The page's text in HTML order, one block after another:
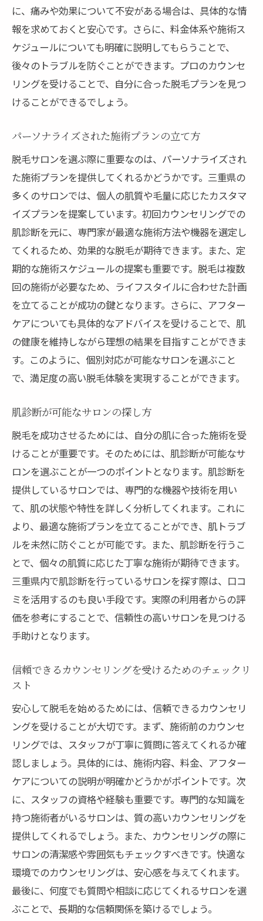
に、痛みや効果について不安がある場合は、具体的な情
報を求めておくと安心です。さらに、料金体系や施術ス
ケジュールについても明確に説明してもらうことで、
後々のトラブルを防ぐことができます。プロのカウンセ
リングを受けることで、自分に合った脱毛プランを見つ
けることができるでしょう。
パーソナライズされた施術プランの立て方
脱毛サロンを選ぶ際に重要なのは、パーソナライズされ
た施術プランを提供してくれるかどうかです。三重県の
多くのサロンでは、個人の肌質や毛量に応じたカスタマ
イズプランを提案しています。初回カウンセリングでの
肌診断を元に、専門家が最適な施術方法や機器を選定し
てくれるため、効果的な脱毛が期待できます。また、定
期的な施術スケジュールの提案も重要です。脱毛は複数
回の施術が必要なため、ライフスタイルに合わせた計画
を立てることが成功の鍵となります。さらに、アフター
ケアについても具体的なアドバイスを受けることで、肌
の健康を維持しながら理想の結果を目指すことができま
す。このように、個別対応が可能なサロンを選ぶこと
で、満足度の高い脱毛体験を実現することができます。
肌診断が可能なサロンの探し方
脱毛を成功させるためには、自分の肌に合った施術を受
けることが重要です。そのためには、肌診断が可能なサ
ロンを選ぶことが一つのポイントとなります。肌診断を
提供しているサロンでは、専門的な機器や技術を用い
て、肌の状態や特性を詳しく分析してくれます。これに
より、最適な施術プランを立てることができ、肌トラブ
ルを未然に防ぐことが可能です。また、肌診断を行うこ
とで、個々の肌質に応じた丁寧な施術が期待できます。
三重県内で肌診断を行っているサロンを探す際は、口コ
ミを活用するのも良い手段です。実際の利用者からの評
価を参考にすることで、信頼性の高いサロンを見つける
手助けとなります。
信頼できるカウンセリングを受けるためのチェックリ
スト
安心して脱毛を始めるためには、信頼できるカウンセリ
ングを受けることが大切です。まず、施術前のカウンセ
リングでは、スタッフが丁寧に質問に答えてくれるか確
認しましょう。具体的には、施術内容、料金、アフター
ケアについての説明が明確かどうかがポイントです。次
に、スタッフの資格や経験も重要です。専門的な知識を
持つ施術者がいるサロンは、質の高いカウンセリングを
提供してくれるでしょう。また、カウンセリングの際に
サロンの清潔感や雰囲気もチェックすべきです。快適な
環境でのカウンセリングは、安心感を与えてくれます。
最後に、何度でも質問や相談に応じてくれるサロンを選
ぶことで、長期的な信頼関係を築けるでしょう。